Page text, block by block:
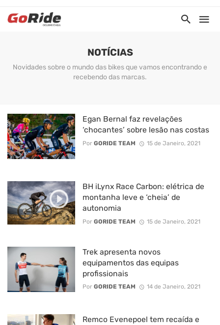
NOTÍCIAS
Novidades sobre o mundo das bikes que vamos encontrando e
recebendo das marcas.
Egan Bernal faz revelações
‘chocantes’ sobre lesão nas costas
Por GORIDE TEAM 15 de Janeiro, 2021
BH iLynx Race Carbon: elétrica de
montanha leve e ‘cheia’ de
autonomia
Por GORIDE TEAM 15 de Janeiro, 2021
Trek apresenta novos
equipamentos das equipas
profissionais
Por GORIDE TEAM 14 de Janeiro, 2021
Remco Evenepoel tem recaída e